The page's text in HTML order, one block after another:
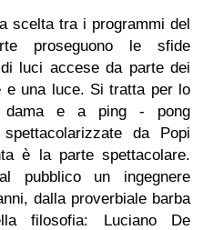
scelta tra i programmi del
proseguono le sfide
luci accese da parte dei
e una luce. Si tratta per lo
e a ping - pong
da Popi
è la parte spettacolare.
un ingegnere
dalla proverbiale barba
filosofia: Luciano De